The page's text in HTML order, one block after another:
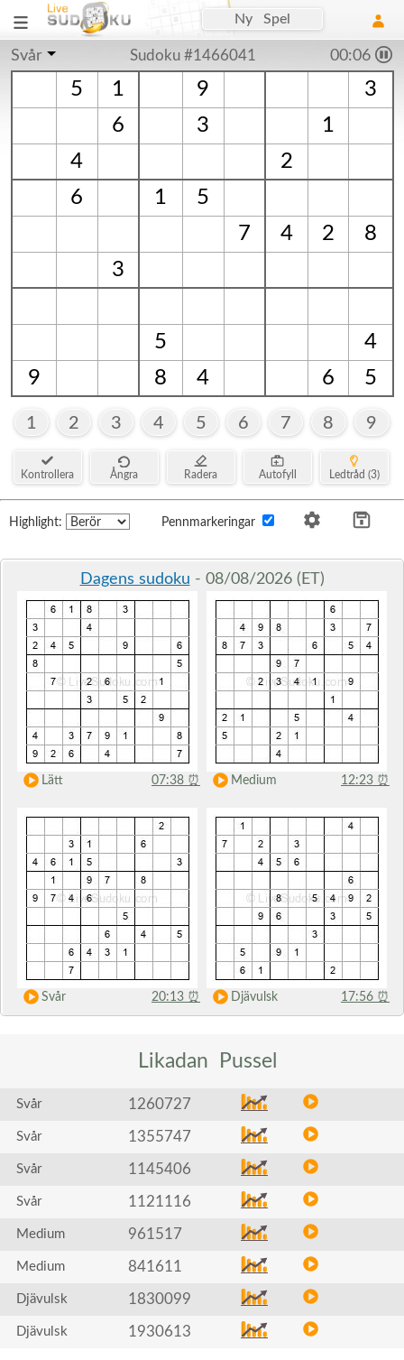
Ny Spel
Svår Sudoku #1466041 00:06
5 1 9
3
6
3
1
4
2
6
1
5
7
4 2
8
3
5
4
9
8 4 6 5
1 2 3 4 5 6 7 8 9
Kontrollera Ångra Radera Autofyll Ledtråd (3)
Highlight: Pennmarkeringar
Dagens sudoku - 08/08/2026 (ET)
Lätt 07:38 ⏰ Medium 12:23 ⏰
Svår 20:13 ⏰ Djävulsk 17:56 ⏰
Likadan Pussel
Svår 1260727
Svår 1355747
Svår 1145406
Svår 1121116
Medium 961517
Medium 841611
Djävulsk 1830099
Djävulsk 1930613